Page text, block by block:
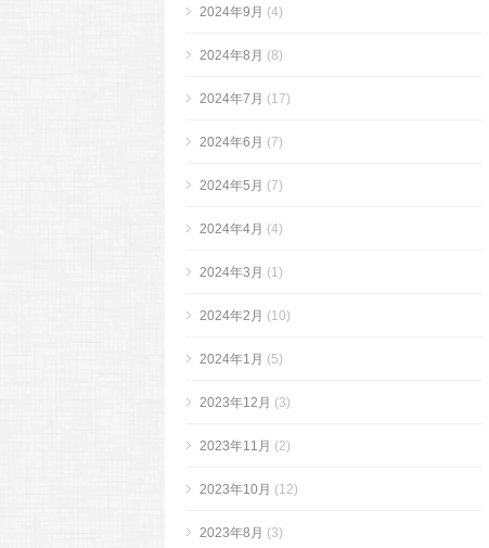
2024年9月 (4)
2024年8月 (8)
2024年7月 (17)
2024年6月 (7)
2024年5月 (7)
2024年4月 (4)
2024年3月 (1)
2024年2月 (10)
2024年1月 (5)
2023年12月 (3)
2023年11月 (2)
2023年10月 (12)
2023年8月 (3)